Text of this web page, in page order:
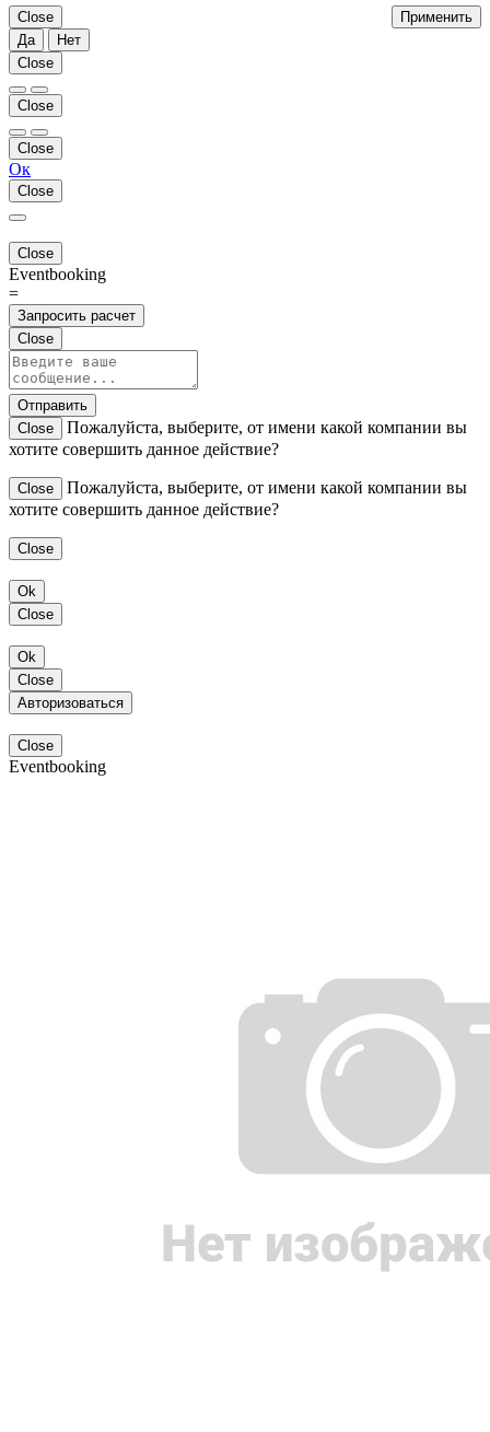
Применить
Close
Да
Нет
Close
Close
Close
Ок
Close
Close
Eventbooking
=
Запросить расчет
Close
Отправить
Close
Пожалуйста, выберите, от имени какой компании вы
хотите совершить данное действие?
Close
Пожалуйста, выберите, от имени какой компании вы
хотите совершить данное действие?
Close
Ok
Close
Ok
Close
Авторизоваться
Close
Eventbooking